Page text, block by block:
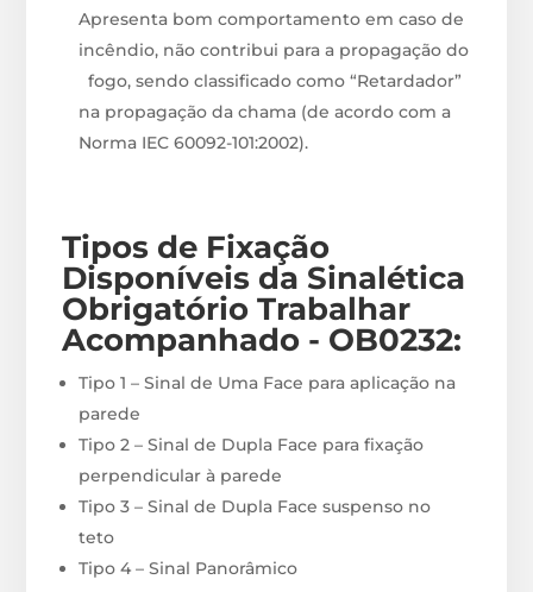
Apresenta bom comportamento em caso de
incêndio, não contribui para a propagação do
fogo, sendo classificado como “Retardador”
na propagação da chama (de acordo com a
Norma IEC 60092-101:2002).
Tipos de Fixação
Disponíveis da Sinalética
Obrigatório Trabalhar
Acompanhado - OB0232:
Tipo 1 – Sinal de Uma Face para aplicação na
parede
Tipo 2 – Sinal de Dupla Face para fixação
perpendicular à parede
Tipo 3 – Sinal de Dupla Face suspenso no
teto
Tipo 4 – Sinal Panorâmico